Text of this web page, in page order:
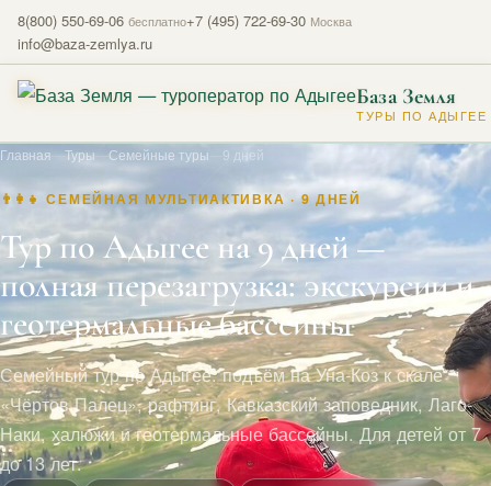
8(800) 550-69-06 бесплатно+7 (495) 722-69-30 Москва
info@baza-zemlya.ru
База Земля
ТУРЫ ПО АДЫГЕЕ
Главная—Туры—Семейные туры 9 дней
👨‍👩‍👧 СЕМЕЙНАЯ МУЛЬТИАКТИВКА · 9 ДНЕЙ
Тур по Адыгее на 9 дней —
полная перезагрузка: экскурсии и
геотермальные бассейны
Семейный тур по Адыгее: подъём на Уна-Коз к скале
«Чёртов Палец», рафтинг, Кавказский заповедник, Лаго-
Наки, халюжи и геотермальные бассейны. Для детей от 7
до 13 лет.